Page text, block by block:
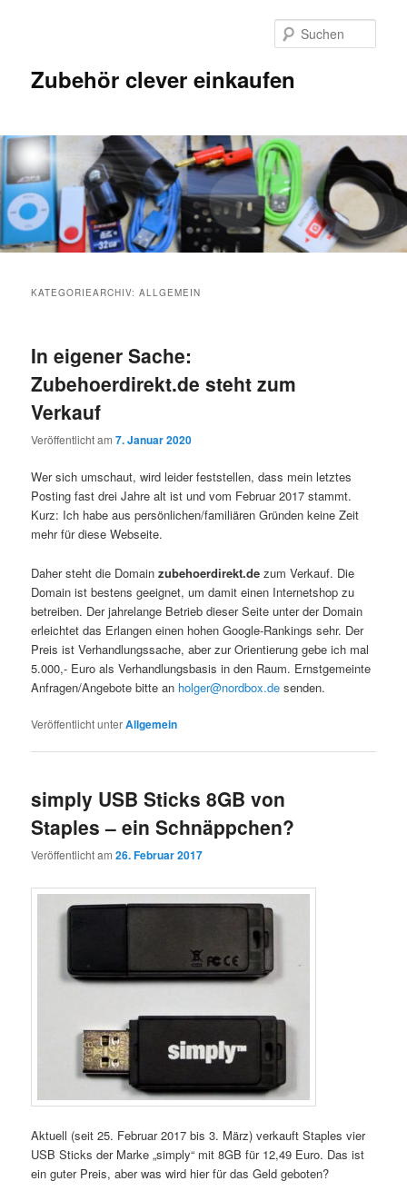
Zubehör clever einkaufen
KATEGORIEARCHIV:ALLGEMEIN
In eigener Sache:
Zubehoerdirekt.de steht zum
Verkauf
Veröffentlicht am7. Januar 2020
Wer sich umschaut, wird leider feststellen, dass mein letztes
Posting fast drei Jahre alt ist und vom Februar 2017 stammt.
Kurz: Ich habe aus persönlichen/familiären Gründen keine Zeit
mehr für diese Webseite.
Daher steht die Domainzubehoerdirekt.de zum Verkauf. Die
Domain ist bestens geeignet, um damit einen Internetshop zu
betreiben. Der jahrelange Betrieb dieser Seite unter der Domain
erleichtet das Erlangen einen hohen Google-Rankings sehr. Der
Preis ist Verhandlungssache, aber zur Orientierung gebe ich mal
5.000,- Euro als Verhandlungsbasis in den Raum. Ernstgemeinte
Anfragen/Angebote bitte an holger@nordbox.de senden.
Veröffentlicht unterAllgemein
simply USB Sticks 8GB von
Staples – ein Schnäppchen?
Veröffentlicht am26. Februar 2017
Aktuell (seit 25. Februar 2017 bis 3. März) verkauft Staples vier
USB Sticks der Marke „simply“ mit 8GB für 12,49 Euro. Das ist
ein guter Preis, aber was wird hier für das Geld geboten?